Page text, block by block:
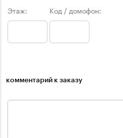
Этаж: Код / домофон:
комментарий к заказу